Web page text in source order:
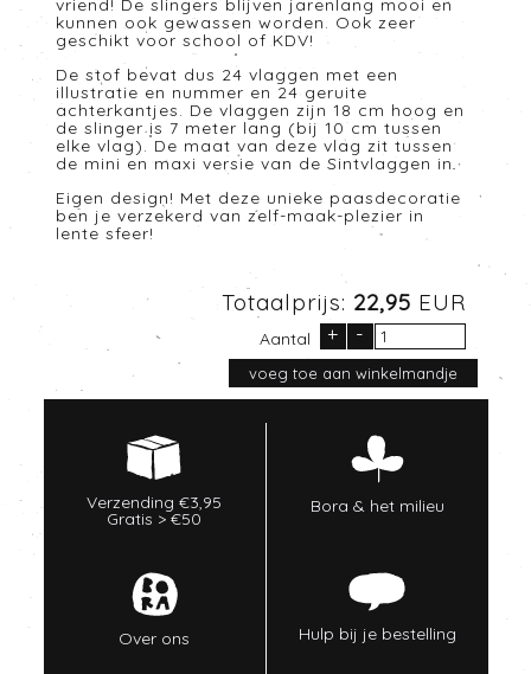
vriend! De slingers blijven jarenlang mooi en
kunnen ook gewassen worden. Ook zeer
geschikt voor school of KDV!
De stof bevat dus 24 vlaggen met een
illustratie en nummer en 24 geruite
achterkantjes. De vlaggen zijn 18 cm hoog en
de slinger is 7 meter lang (bij 10 cm tussen
elke vlag). De maat van deze vlag zit tussen
de mini en maxi versie van de Sintvlaggen in.
Eigen design! Met deze unieke paasdecoratie
ben je verzekerd van zelf-maak-plezier in
lente sfeer!
Totaalprijs: 22,95 EUR
Aantal + -
Verzending €3,95
Gratis > €50
Bora & het milieu
Over ons Hulp bij je bestelling